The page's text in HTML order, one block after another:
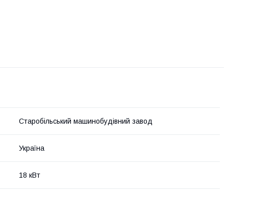
Старобільський машинобудівний завод
Україна
18 кВт